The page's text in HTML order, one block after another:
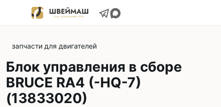
запчасти для двигателей
Блок управления в сборе
BRUCE RA4 (-HQ-7)
(13833020)